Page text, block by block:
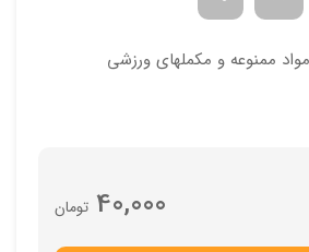
ممنوعه و مکملهای ورزشی
تومان 40,000